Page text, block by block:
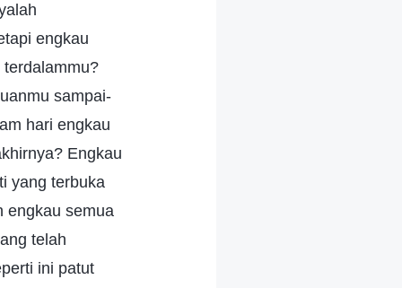
engkau
sampai-
hari engkau
Engkau
yang terbuka
engkau semua
telah
ini patut